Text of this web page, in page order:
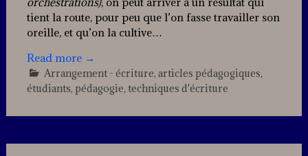
tient la route, pour peu que l’on fasse travailler son
oreille, et qu’on la cultive…
Read more →
Arrangement - écriture, articles pédagogiques,
étudiants, pédagogie, techniques d'écriture
a